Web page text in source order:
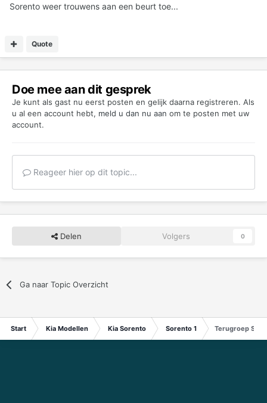
Sorento weer trouwens aan een beurt toe...
Quote
Doe mee aan dit gesprek
Je kunt als gast nu eerst posten en gelijk daarna registreren. Als
u al een account hebt, meld u dan nu aan om te posten met uw
account.
Reageer hier op dit topic...
Delen Volgers 0
Ga naar Topic Overzicht
Start Kia Modellen Kia Sorento Sorento 1 Terugroep